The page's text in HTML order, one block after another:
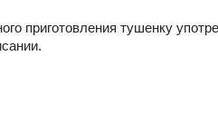
приготовления тушенку